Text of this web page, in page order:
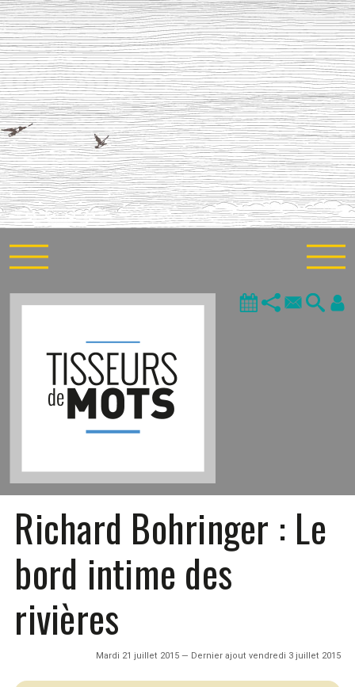
Richard Bohringer : Le
bord intime des
rivières
Mardi 21 juillet 2015 — Dernier ajout vendredi 3 juillet 2015